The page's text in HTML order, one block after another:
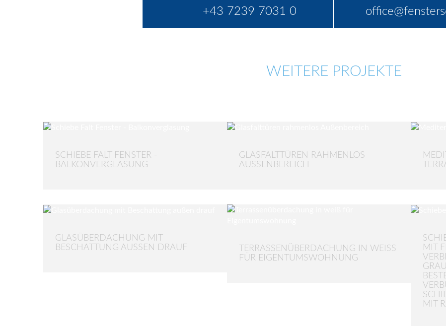
+43 7239 7031 0
WEITERE PROJEKTE
SCHIEBE FALT FENSTER -
BALKONVERGLASUNG
GLASFALTTÜREN RAHMENLOS
AUSSENBEREICH
GLASÜBERDACHUNG MIT
BESCHATTUNG AUSSEN DRAUF
TERRASSENÜBERDACHUNG IN WEISS F
ÜR EIGENTUMSWOHNUNG
MIT
MIT